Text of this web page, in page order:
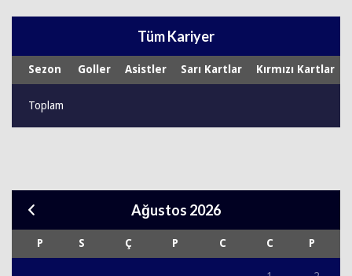
Tüm Kariyer
Sezon Goller Asistler Sarı Kartlar Kırmızı Kartlar
Toplam
Ağustos 2026
P S Ç P C C P